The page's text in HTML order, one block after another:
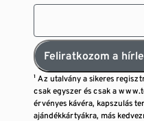
Feliratkozom a
¹ Az utalvány a sikeres
csak egyszer és csak a
érvényes kávéra, kapszulás
ajándékkártyákra, más